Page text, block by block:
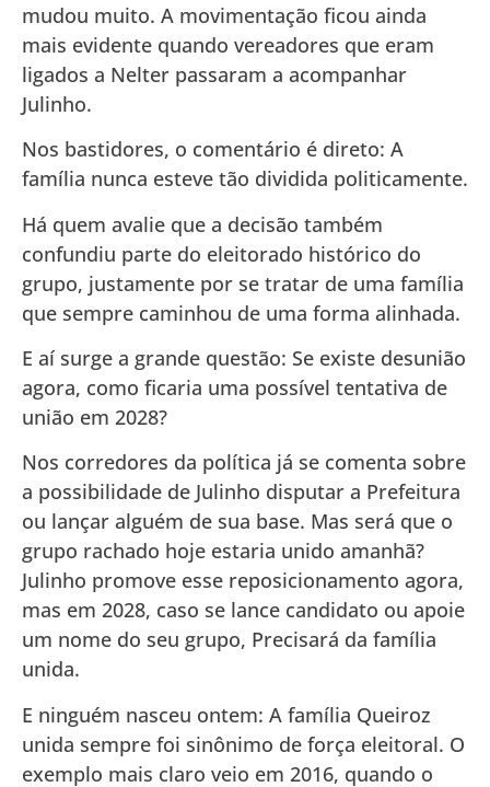
mudou muito. A movimentação ficou ainda
mais evidente quando vereadores que eram
ligados a Nelter passaram a acompanhar
Julinho.
Nos bastidores, o comentário é direto: A
família nunca esteve tão dividida politicamente.
Há quem avalie que a decisão também
confundiu parte do eleitorado histórico do
grupo, justamente por se tratar de uma família
que sempre caminhou de uma forma alinhada.
E aí surge a grande questão: Se existe desunião
agora, como ficaria uma possível tentativa de
união em 2028?
Nos corredores da política já se comenta sobre
a possibilidade de Julinho disputar a Prefeitura
ou lançar alguém de sua base. Mas será que o
grupo rachado hoje estaria unido amanhã?
Julinho promove esse reposicionamento agora,
mas em 2028, caso se lance candidato ou apoie
um nome do seu grupo, Precisará da família
unida.
E ninguém nasceu ontem: A família Queiroz
unida sempre foi sinônimo de força eleitoral. O
exemplo mais claro veio em 2016, quando o